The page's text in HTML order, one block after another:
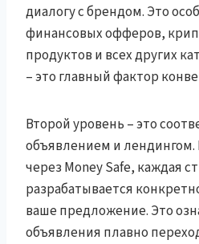
диалогу с брендом. Это
финансовых офферов,
продуктов и всех других
– это главный фактор
Второй уровень – это
объявлением и лендингом.
через Money Safe, каждая
разрабатывается
ваше предложение. Это
объявления плавно